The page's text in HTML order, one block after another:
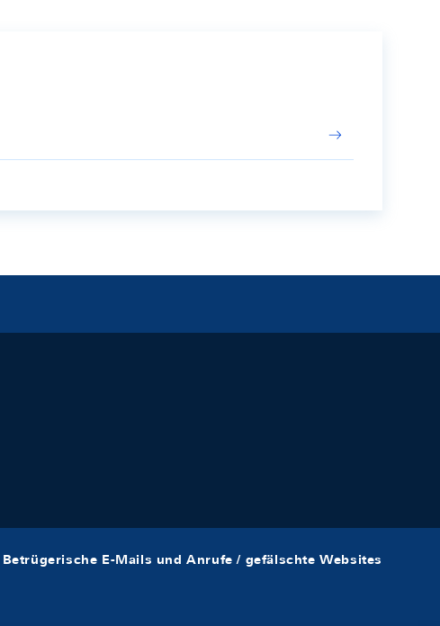
Betrügerische E-Mails und Anrufe / gefälschte Websites